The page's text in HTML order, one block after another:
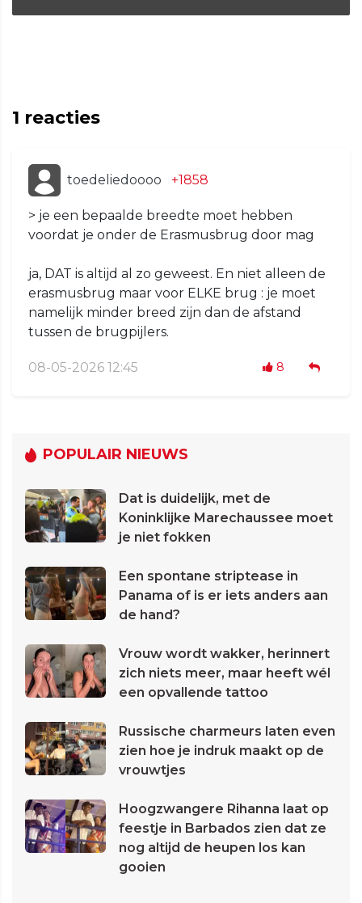
1 reacties
toedeliedoooo +1858
> je een bepaalde breedte moet hebben
voordat je onder de Erasmusbrug door mag
ja, DAT is altijd al zo geweest. En niet alleen de
erasmusbrug maar voor ELKE brug : je moet
namelijk minder breed zijn dan de afstand
tussen de brugpijlers.
08-05-2026 12:45 8
POPULAIR NIEUWS
Dat is duidelijk, met de
Koninklijke Marechaussee moet
je niet fokken
Een spontane striptease in
Panama of is er iets anders aan
de hand?
Vrouw wordt wakker, herinnert
zich niets meer, maar heeft wél
een opvallende tattoo
Russische charmeurs laten even
zien hoe je indruk maakt op de
vrouwtjes
Hoogzwangere Rihanna laat op
feestje in Barbados zien dat ze
nog altijd de heupen los kan
gooien